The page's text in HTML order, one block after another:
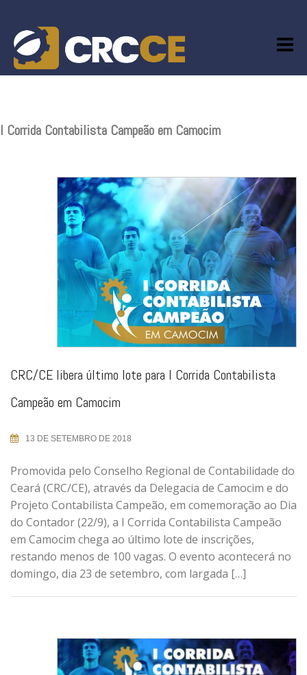
content
I Corrida Contabilista Campeão em Camocim
CRC/CE libera último lote para I Corrida Contabilista
Campeão em Camocim
13 DE SETEMBRO DE 2018
Promovida pelo Conselho Regional de Contabilidade do
Ceará (CRC/CE), através da Delegacia de Camocim e do
Projeto Contabilista Campeão, em comemoração ao Dia
do Contador (22/9), a I Corrida Contabilista Campeão
em Camocim chega ao último lote de inscrições,
restando menos de 100 vagas. O evento acontecerá no
domingo, dia 23 de setembro, com largada […]